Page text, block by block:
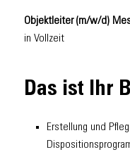
Objektleiter (m/w/d)
in Vollzeit
Das ist Ihr
Erstellung und